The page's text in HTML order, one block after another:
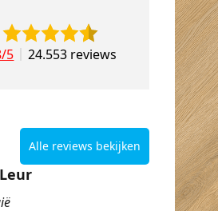
5 24.553 reviews
Alle reviews bekijken